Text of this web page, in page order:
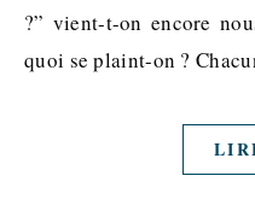
?” vient-t-on encore
quoi se plaint-on ?